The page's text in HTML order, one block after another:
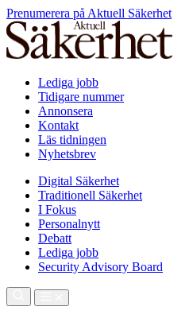
Prenumerera på Aktuell Säkerhet
Lediga jobb
Tidigare nummer
Annonsera
Kontakt
Läs tidningen
Nyhetsbrev
Digital Säkerhet
Traditionell Säkerhet
I Fokus
Personalnytt
Debatt
Lediga jobb
Security Advisory Board